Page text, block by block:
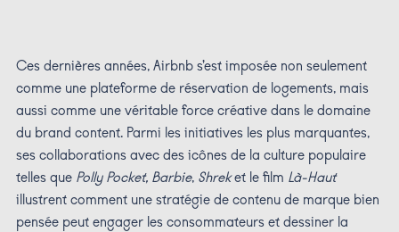
Ces dernières années, Airbnb s’est imposée non seulement
comme une plateforme de réservation de logements, mais
aussi comme une véritable force créative dans le domaine
du brand content. Parmi les initiatives les plus marquantes,
ses collaborations avec des icônes de la culture populaire
telles que Polly Pocket, Barbie, Shreket le film Là-Haut
illustrent comment une stratégie de contenu de marque bien
pensée peut engager les consommateurs et dessiner la